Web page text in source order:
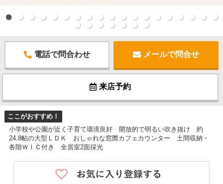
電話で問合わせ メールで問合せ
来店予約
ここがおすすめ！
小学校や公園が近く子育て環境良好 開放的で明るい吹き抜け 約
24.8帖の大型ＬＤＫ おしゃれな窓際カフェカウンター 土間収納・
各階ＷＩＣ付き 全居室2面採光